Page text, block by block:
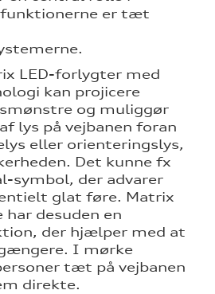
er tæt
LED-forlygter med
kan projicere
og muliggør
lys på vejbanen foran
eller orienteringslys,
Det kunne fx
symbol, der advarer
glat føre. Matrix
desuden en
der hjælper med at
I mørke
tæt på vejbanen
direkte.